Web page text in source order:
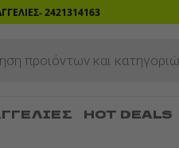
2421314163
HOT DEALS